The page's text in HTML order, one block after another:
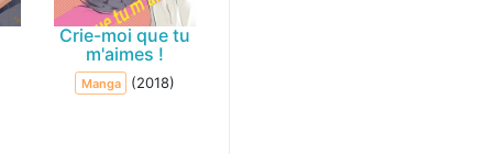
Crie-moi que tu
m'aimes !
Manga (2018)